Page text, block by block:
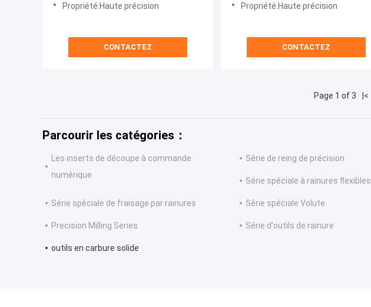
Propriété:Haute précision
CONTACTEZ
Propriété:Haute précision
CONTACTEZ
Page 1 of 3 |<
Parcourir les catégories：
Les inserts de découpe à commande
numérique
Série de reing de précision
Série spéciale à rainures flexibles
Série spéciale de fraisage par rainures Série spéciale Volute
Precision Milling Series Série d'outils de rainure
outils en carbure solide